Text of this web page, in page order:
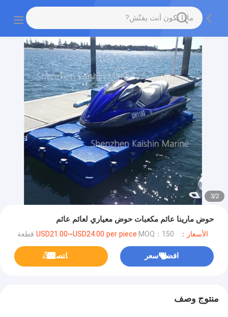
2
/
3
حوض مارينا عائم مكعبات حوض معياري لعائم عائم
الأسعار：USD21.00~USD24.00 per piece MOQ：150 قطعة
افضل سعر ﺎﺘﺼﻟ ﺍﻶﻧ
منتوج وصف